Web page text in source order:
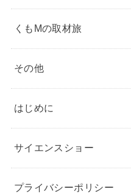
くもMの取材旅
その他
はじめに
サイエンスショー
プライバシーポリシー